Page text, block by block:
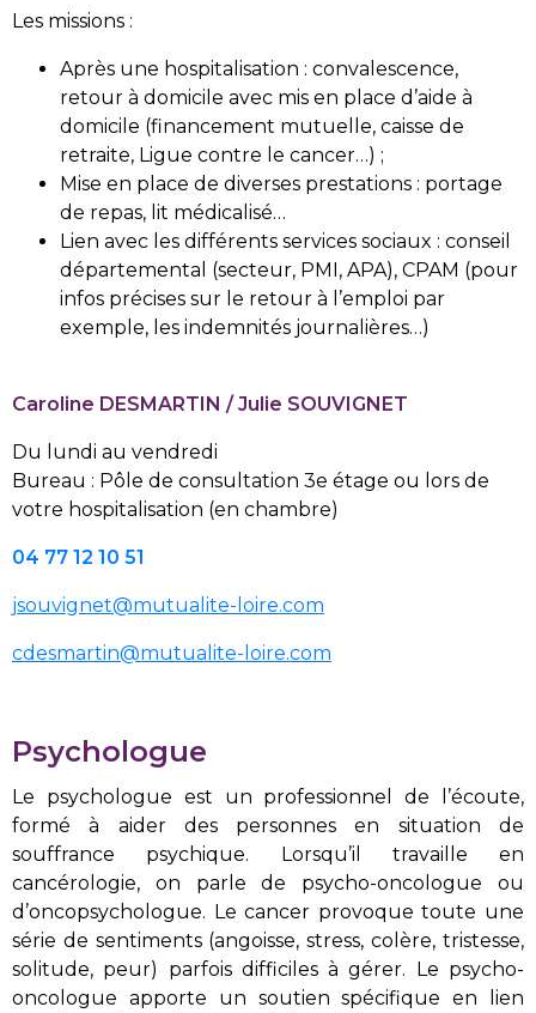
Les missions :
Après une hospitalisation : convalescence,
retour à domicile avec mis en place d’aide à
domicile (financement mutuelle, caisse de
retraite, Ligue contre le cancer…) ;
Mise en place de diverses prestations : portage
de repas, lit médicalisé…
Lien avec les différents services sociaux : conseil
départemental (secteur, PMI, APA), CPAM (pour
infos précises sur le retour à l’emploi par
exemple, les indemnités journalières…)
Caroline DESMARTIN / Julie SOUVIGNET
Du lundi au vendredi
Bureau : Pôle de consultation 3e étage ou lors de
votre hospitalisation (en chambre)
04 77 12 10 51
jsouvignet@mutualite-loire.com
cdesmartin@mutualite-loire.com
Psychologue
Le psychologue est un professionnel de l’écoute,
formé à aider des personnes en situation de
souffrance psychique. Lorsqu’il travaille en
cancérologie, on parle de psycho-oncologue ou
d’oncopsychologue. Le cancer provoque toute une
série de sentiments (angoisse, stress, colère, tristesse,
solitude, peur) parfois difficiles à gérer. Le psycho-
oncologue apporte un soutien spécifique en lien